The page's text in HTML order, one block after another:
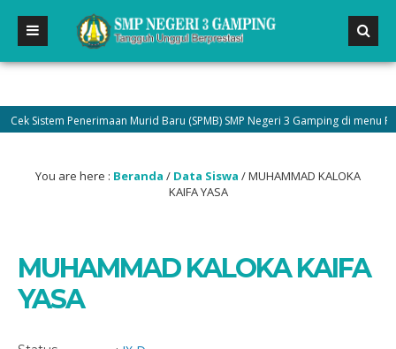
Sistem Penerimaan Murid Baru (SPMB) SMP Negeri 3 Gamping di menu
You are here : Beranda / Data Siswa /MUHAMMAD KALOKA
KAIFA YASA
MUHAMMAD KALOKA KAIFA
YASA